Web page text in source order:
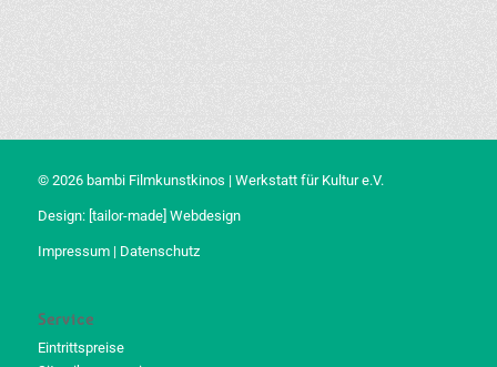
© 2026 bambi Filmkunstkinos | Werkstatt für Kultur e.V.
Design: [tailor-made] Webdesign
Impressum| Datenschutz
Service
Eintrittspreise